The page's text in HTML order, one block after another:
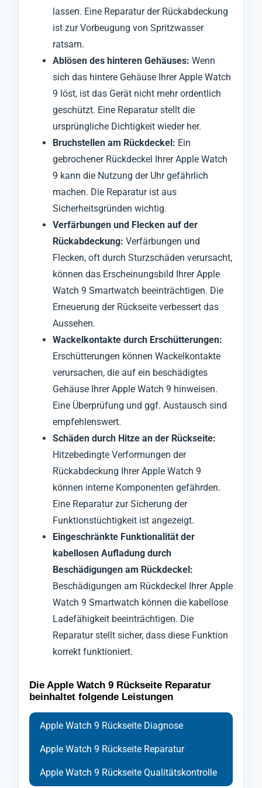
lassen. Eine Reparatur der Rückabdeckung
ist zur Vorbeugung von Spritzwasser
ratsam.
Ablösen des hinteren Gehäuses: Wenn
sich das hintere Gehäuse Ihrer Apple Watch
9 löst, ist das Gerät nicht mehr ordentlich
geschützt. Eine Reparatur stellt die
ursprüngliche Dichtigkeit wieder her.
Bruchstellen am Rückdeckel: Ein
gebrochener Rückdeckel Ihrer Apple Watch
9 kann die Nutzung der Uhr gefährlich
machen. Die Reparatur ist aus
Sicherheitsgründen wichtig.
Verfärbungen und Flecken auf der
Rückabdeckung: Verfärbungen und
Flecken, oft durch Sturzschäden verursacht,
können das Erscheinungsbild Ihrer Apple
Watch 9 Smartwatch beeinträchtigen. Die
Erneuerung der Rückseite verbessert das
Aussehen.
Wackelkontakte durch Erschütterungen:
Erschütterungen können Wackelkontakte
verursachen, die auf ein beschädigtes
Gehäuse Ihrer Apple Watch 9 hinweisen.
Eine Überprüfung und ggf. Austausch sind
empfehlenswert.
Schäden durch Hitze an der Rückseite:
Hitzebedingte Verformungen der
Rückabdeckung Ihrer Apple Watch 9
können interne Komponenten gefährden.
Eine Reparatur zur Sicherung der
Funktionstüchtigkeit ist angezeigt.
Eingeschränkte Funktionalität der
kabellosen Aufladung durch
Beschädigungen am Rückdeckel:
Beschädigungen am Rückdeckel Ihrer Apple
Watch 9 Smartwatch können die kabellose
Ladefähigkeit beeinträchtigen. Die
Reparatur stellt sicher, dass diese Funktion
korrekt funktioniert.
Die Apple Watch 9 Rückseite Reparatur
beinhaltet folgende Leistungen
Apple Watch 9 Rückseite Diagnose
Apple Watch 9 Rückseite Reparatur
Apple Watch 9 Rückseite Qualitätskontrolle